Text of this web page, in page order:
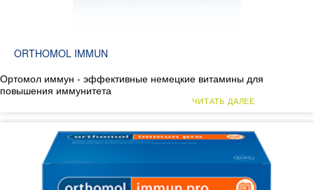
ORTHOMOL IMMUN
Ортомол иммун - эффективные немецкие витамины для
повышения иммунитета
ЧИТАТЬ ДАЛЕЕ